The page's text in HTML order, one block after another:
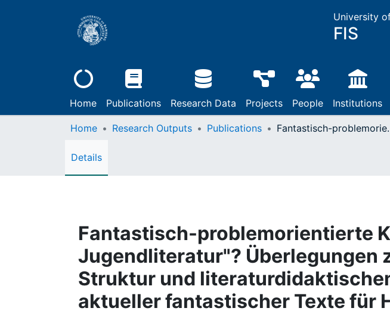
University
FIS
Home Publications Research Data Projects People Institutions
Home Research Outputs Publications Fantastisch-problemorientierte Kinder-
Details
Fantastisch-problemorientierte
Jugendliteratur"? Überlegungen
Struktur und
aktueller fantastischer Texte für